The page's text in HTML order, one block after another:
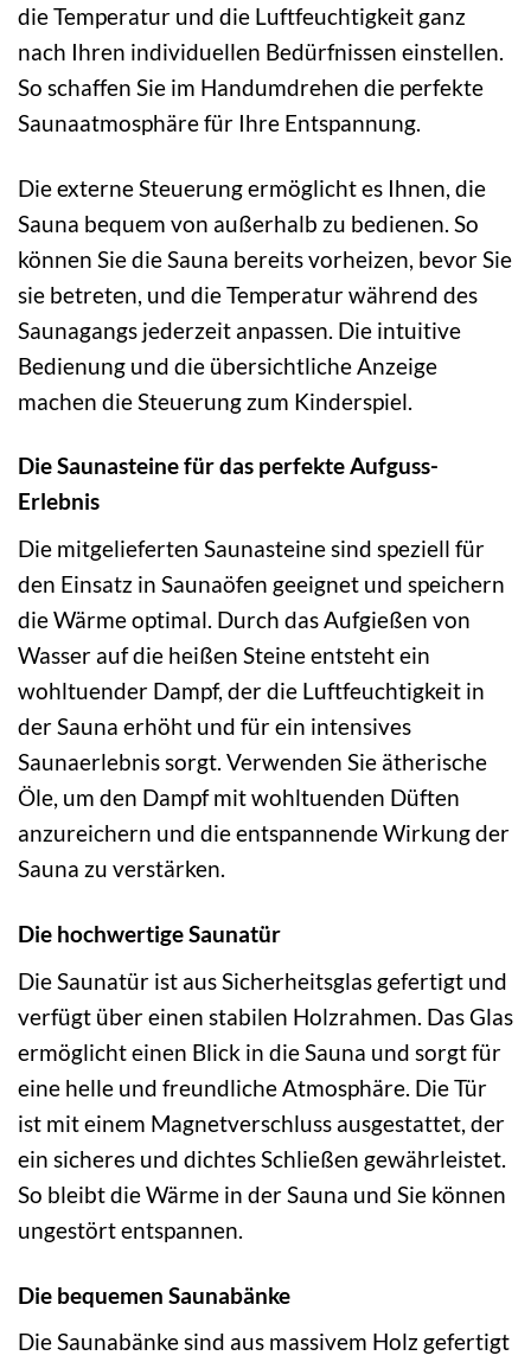
die Temperatur und die Luftfeuchtigkeit ganz
nach Ihren individuellen Bedürfnissen einstellen.
So schaffen Sie im Handumdrehen die perfekte
Saunaatmosphäre für Ihre Entspannung.
Die externe Steuerung ermöglicht es Ihnen, die
Sauna bequem von außerhalb zu bedienen. So
können Sie die Sauna bereits vorheizen, bevor Sie
sie betreten, und die Temperatur während des
Saunagangs jederzeit anpassen. Die intuitive
Bedienung und die übersichtliche Anzeige
machen die Steuerung zum Kinderspiel.
Die Saunasteine für das perfekte Aufguss-
Erlebnis
Die mitgelieferten Saunasteine sind speziell für
den Einsatz in Saunaöfen geeignet und speichern
die Wärme optimal. Durch das Aufgießen von
Wasser auf die heißen Steine entsteht ein
wohltuender Dampf, der die Luftfeuchtigkeit in
der Sauna erhöht und für ein intensives
Saunaerlebnis sorgt. Verwenden Sie ätherische
Öle, um den Dampf mit wohltuenden Düften
anzureichern und die entspannende Wirkung der
Sauna zu verstärken.
Die hochwertige Saunatür
Die Saunatür ist aus Sicherheitsglas gefertigt und
verfügt über einen stabilen Holzrahmen. Das Glas
ermöglicht einen Blick in die Sauna und sorgt für
eine helle und freundliche Atmosphäre. Die Tür
ist mit einem Magnetverschluss ausgestattet, der
ein sicheres und dichtes Schließen gewährleistet.
So bleibt die Wärme in der Sauna und Sie können
ungestört entspannen.
Die bequemen Saunabänke
Die Saunabänke sind aus massivem Holz gefertigt